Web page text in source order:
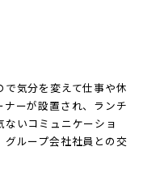
気分を変えて仕事や休
ーが設置され、ランチ
いコミュニケーショ
グループ会社社員との交